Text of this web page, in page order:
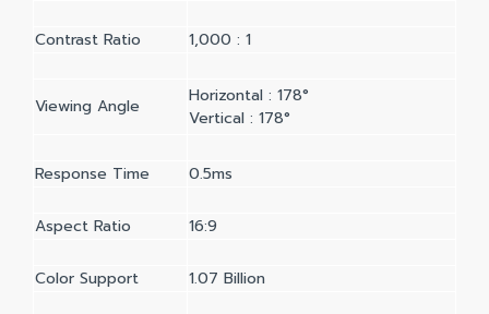
Contrast Ratio 1,000 : 1
Viewing Angle
Horizontal : 178°
Vertical : 178°
Response Time 0.5ms
Aspect Ratio 16:9
Color Support 1.07 Billion